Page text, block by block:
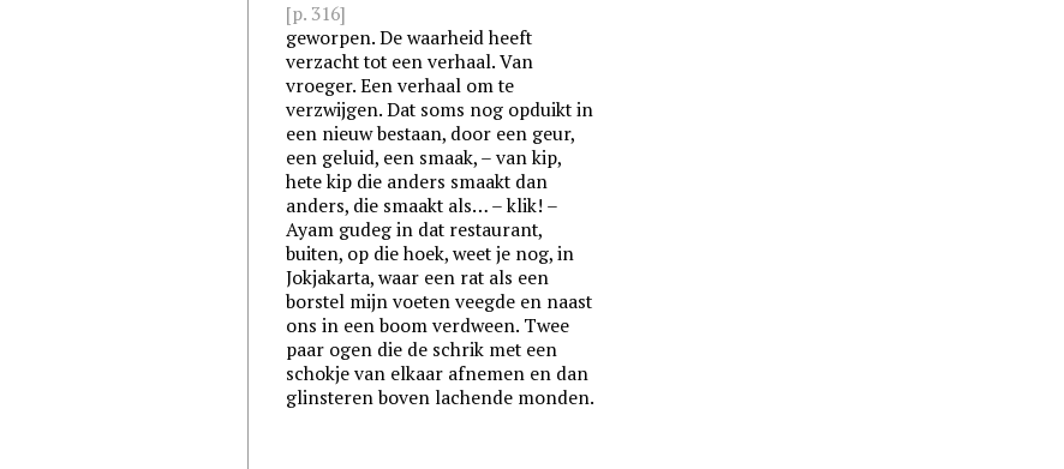
[p. 316]
geworpen. De waarheid heeft
verzacht tot een verhaal. Van
vroeger. Een verhaal om te
verzwijgen. Dat soms nog opduikt in
een nieuw bestaan, door een geur,
een geluid, een smaak, – van kip,
hete kip die anders smaakt dan
anders, die smaakt als… – klik! –
Ayam gudeg in dat restaurant,
buiten, op die hoek, weet je nog, in
Jokjakarta, waar een rat als een
borstel mijn voeten veegde en naast
ons in een boom verdween. Twee
paar ogen die de schrik met een
schokje van elkaar afnemen en dan
glinsteren boven lachende monden.